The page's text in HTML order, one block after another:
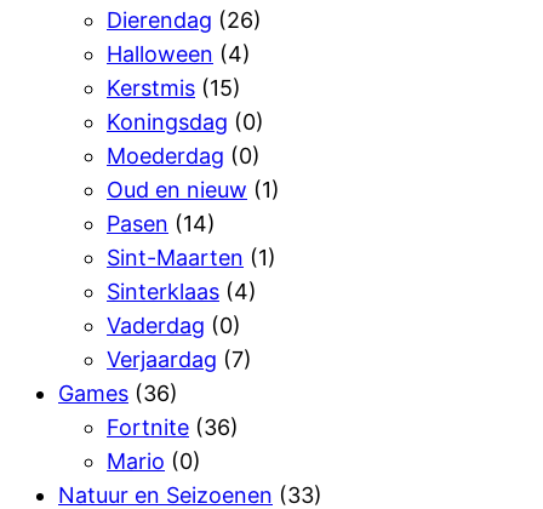
Dierendag (26)
Halloween (4)
Kerstmis (15)
Koningsdag (0)
Moederdag (0)
Oud en nieuw (1)
Pasen (14)
Sint-Maarten (1)
Sinterklaas (4)
Vaderdag (0)
Verjaardag (7)
Games (36)
Fortnite (36)
Mario (0)
Natuur en Seizoenen (33)